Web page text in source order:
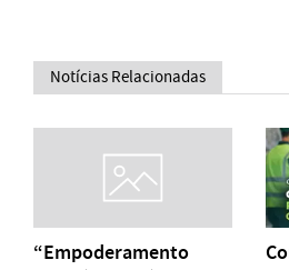
Notícias Relacionadas
“Empoderamento